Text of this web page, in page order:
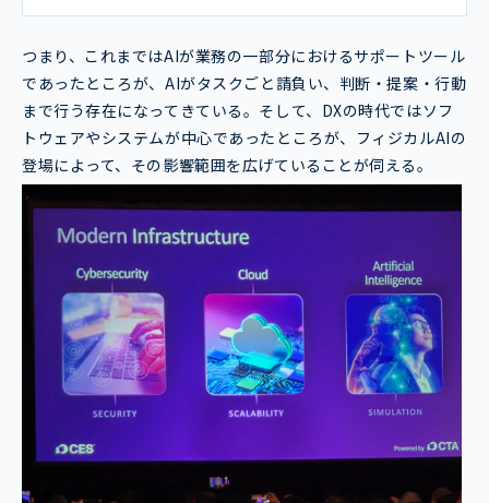
つまり、これまではAIが業務の一部分におけるサポートツール
であったところが、AIがタスクごと請負い、判断・提案・行動
まで行う存在になってきている。そして、DXの時代ではソフ
トウェアやシステムが中心であったところが、フィジカルAIの
登場によって、その影響範囲を広げていることが伺える。